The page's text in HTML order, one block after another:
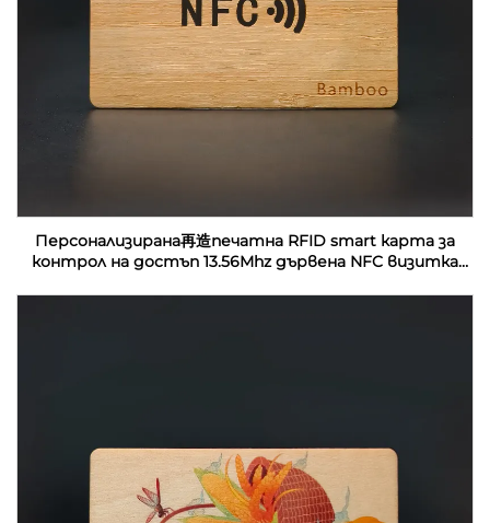
Персонализирана再造печатна RFID smart карта за
контрол на достъп 13.56Mhz дървена NFC визитка